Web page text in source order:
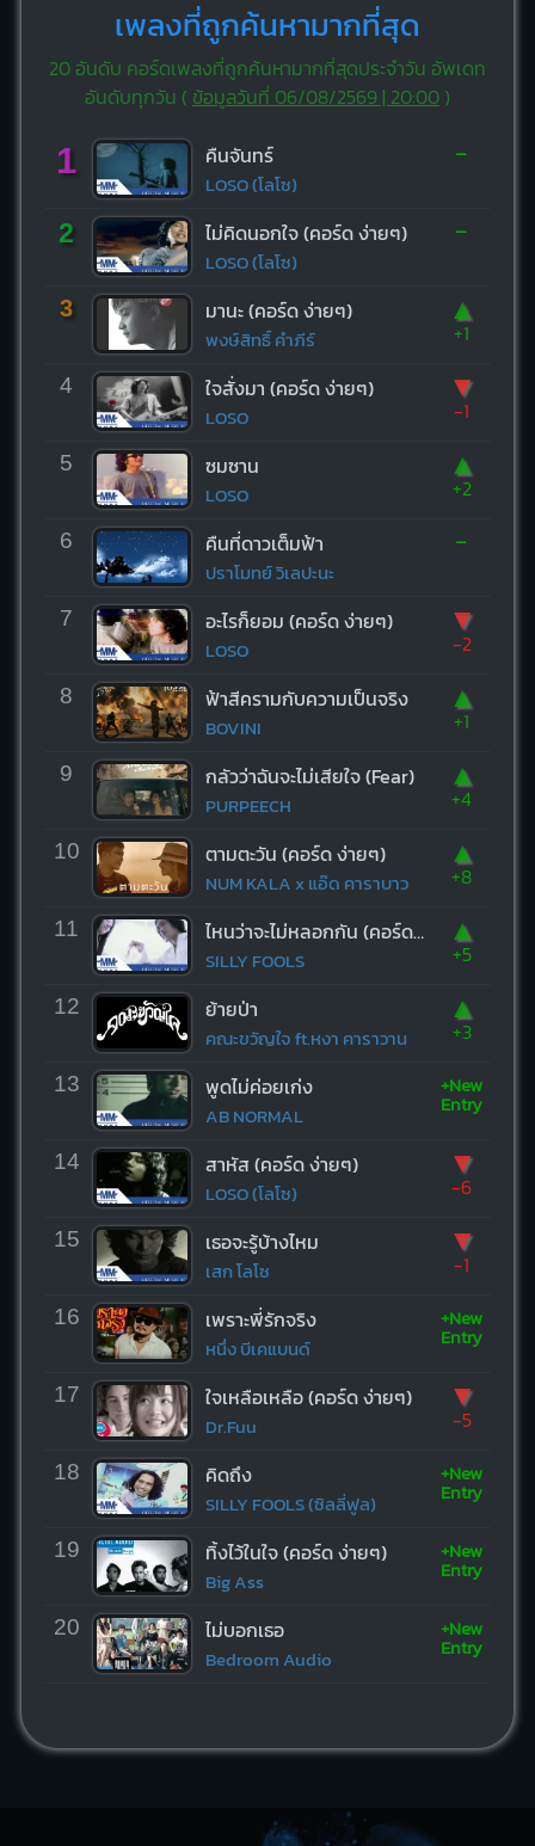
เพลงที่ถูกค้นหามากที่สุด
20 อันดับ คอร์ดเพลงที่ถูกค้นหามากที่สุดประจำวัน อัพเดท
อันดับทุกวัน ( ข้อมูลวันที่ 06/08/2569 | 20:00)
1 คืนจันทร์
LOSO (โลโซ)
-
2 ไม่คิดนอกใจ (คอร์ด ง่ายๆ)
LOSO (โลโซ)
-
3 มานะ (คอร์ด ง่ายๆ)
พงษ์สิทธิ์ คำภีร์
▲
+1
4 ใจสั่งมา (คอร์ด ง่ายๆ)
LOSO
▼
-1
5 ซมซาน
LOSO
▲
+2
6 คืนที่ดาวเต็มฟ้า
ปราโมทย์ วิเลปะนะ
-
7 อะไรก็ยอม (คอร์ด ง่ายๆ)
LOSO
▼
-2
8 ฟ้าสีครามกับความเป็นจริง
BOVINI
▲
+1
9 กลัวว่าฉันจะไม่เสียใจ (Fear)
PURPEECH
▲
+4
10 ตามตะวัน (คอร์ด ง่ายๆ)
NUM KALA x แอ๊ด คาราบาว
▲
+8
11 ไหนว่าจะไม่หลอกกัน (คอร์ด ง่ายๆ)
SILLY FOOLS
▲
+5
12 ย้ายป่า
คณะขวัญใจ ft.หงา คาราวาน
▲
+3
13 พูดไม่ค่อยเก่ง
AB NORMAL
+New
Entry
14 สาหัส (คอร์ด ง่ายๆ)
LOSO (โลโซ)
▼
-6
15 เธอจะรู้บ้างไหม
เสก โลโซ
▼
-1
16 เพราะพี่รักจริง
หนึ่ง บีเคแบนด์
+New
Entry
17 ใจเหลือเหลือ (คอร์ด ง่ายๆ)
Dr.Fuu
▼
-5
18 คิดถึง
SILLY FOOLS (ซิลลี่ฟูล)
+New
Entry
19 ทิ้งไว้ในใจ (คอร์ด ง่ายๆ)
Big Ass
+New
Entry
20 ไม่บอกเธอ
Bedroom Audio
+New
Entry